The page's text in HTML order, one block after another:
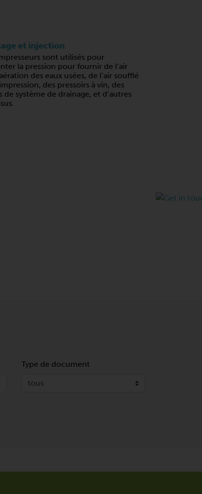
et injection
sont utilisés pour
la pression pour fournir de l’air
des eaux usées, de l’air soufflé
des pressoirs à vin, des
de système de drainage, et d’autres
Type de document